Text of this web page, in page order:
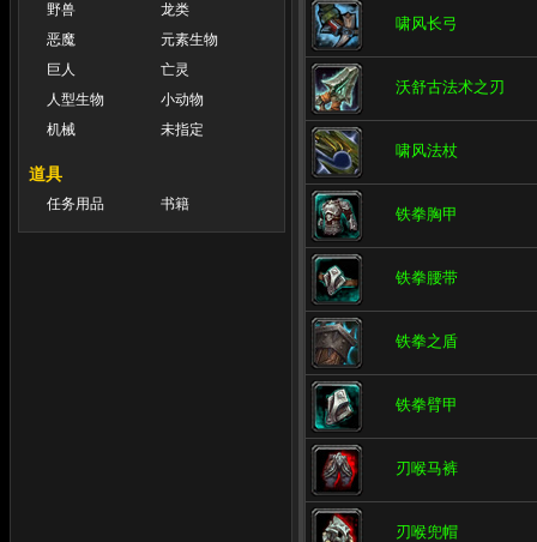
野兽
龙类
恶魔
元素生物
巨人
亡灵
人型生物
小动物
机械
未指定
道具
任务用品 书籍
啸风长弓
沃舒古法术之刃
啸风法杖
铁拳胸甲
铁拳腰带
铁拳之盾
铁拳臂甲
刃喉马裤
刃喉兜帽